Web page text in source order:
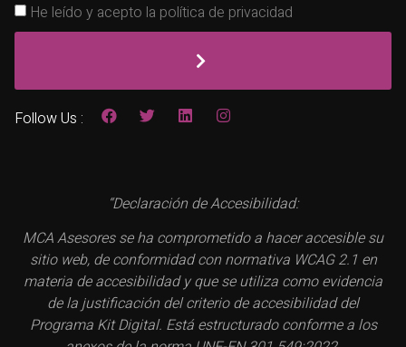
He leído y acepto la política de privacidad
Follow Us :
“Declaración de Accesibilidad:
MCA Asesores se ha comprometido a hacer accesible su
sitio web, de conformidad con normativa WCAG 2.1 en
materia de accesibilidad y que se utiliza como evidencia
de la justificación del criterio de accesibilidad del
Programa Kit Digital. Está estructurado conforme a los